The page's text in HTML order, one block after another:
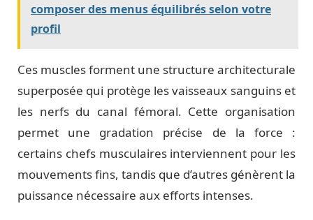
composer des menus équilibrés selon votre
profil
Ces muscles forment une structure architecturale
superposée qui protège les vaisseaux sanguins et
les nerfs du canal fémoral. Cette organisation
permet une gradation précise de la force :
certains chefs musculaires interviennent pour les
mouvements fins, tandis que d’autres génèrent la
puissance nécessaire aux efforts intenses.